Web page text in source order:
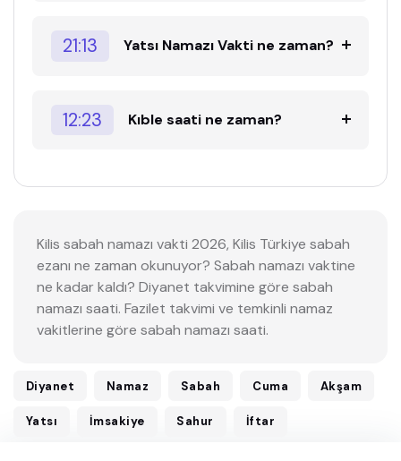
21:13 Yatsı Namazı Vakti ne zaman?
12:23 Kıble saati ne zaman?
Kilis sabah namazı vakti 2026, Kilis Türkiye sabah
ezanı ne zaman okunuyor? Sabah namazı vaktine
ne kadar kaldı? Diyanet takvimine göre sabah
namazı saati. Fazilet takvimi ve temkinli namaz
vakitlerine göre sabah namazı saati.
Diyanet Namaz Sabah Cuma Akşam
Yatsı İmsakiye Sahur İftar